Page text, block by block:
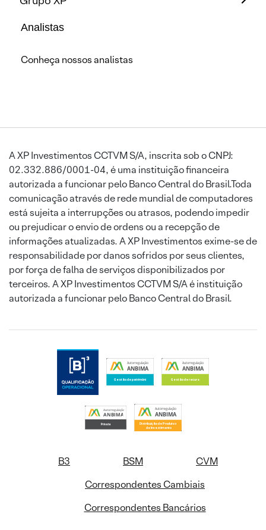
Analistas
Conheça nossos analistas
A XP Investimentos CCTVM S/A, inscrita sob o CNPJ:
02.332.886/0001-04, é uma instituição financeira
autorizada a funcionar pelo Banco Central do Brasil.Toda
comunicação através de rede mundial de computadores
está sujeita a interrupções ou atrasos, podendo impedir
ou prejudicar o envio de ordens ou a recepção de
informações atualizadas. A XP Investimentos exime-se de
responsabilidade por danos sofridos por seus clientes,
por força de falha de serviços disponibilizados por
terceiros. A XP Investimentos CCTVM S/A é instituição
autorizada a funcionar pelo Banco Central do Brasil.
B3 BSM
CVM
Correspondentes Cambiais
Correspondentes Bancários